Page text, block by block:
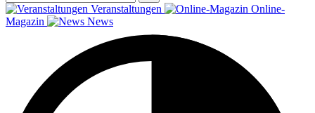
Veranstaltungen
Online-
Magazin
News